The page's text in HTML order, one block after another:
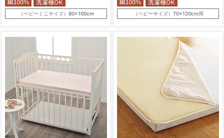
（ベビーミニサイズ）80×100cm （ベビーサイズ）70×120cm用